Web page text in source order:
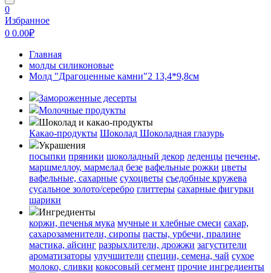
0
Избранное
0 0.00₽
Главная
молды силиконовые
Молд "Драгоценные камни"2 13,4*9,8см
Замороженные десерты
Молочные продукты
Шоколад и какао-продукты
Какао-продукты Шоколад Шоколадная глазурь
Украшения
посыпки пряники шоколадный декор леденцы печенье,
маршмеллоу, мармелад безе вафельные рожки цветы
вафельные, сахарные сухоцветы съедобные кружева
сусальное золото/серебро глиттеры сахарные фигурки
шарики
Ингредиенты
коржи, печенья мука мучные и хлебные смеси сахар,
сахарозаменители, сиропы пасты, урбечи, пралине
мастика, айсинг разрыхлители, дрожжи загустители
ароматизаторы улучшители специи, семена, чай сухое
молоко, сливки кокосовый сегмент прочие ингредиенты